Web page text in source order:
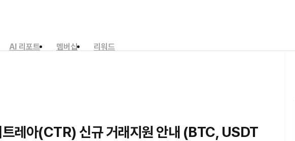
AI 리포트 멤버십
리워드
레아(CTR) 신규 거래지원 안내 (BTC, USDT